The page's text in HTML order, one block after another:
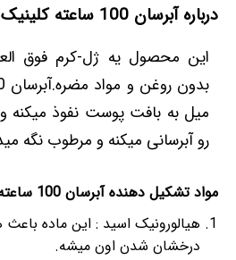
درباره آبرسان 100 ساعته کلینیک 50 میل:
این محصول یه ژل-کرم فوق
رو آبرسانی میکنه و مرطوب نگه
مواد تشکیل دهنده آبرسان 100 ساعته کلینیک 50 میل:
هیالورونیک اسید : این ماده
درخشان شدن اون میشه.